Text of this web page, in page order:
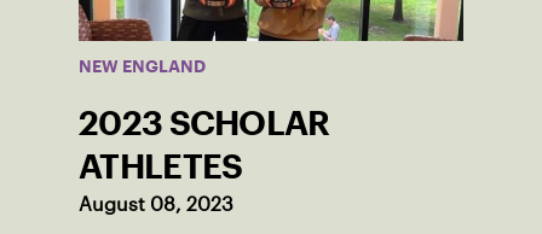
NEW ENGLAND
2023 SCHOLAR
ATHLETES
August 08, 2023